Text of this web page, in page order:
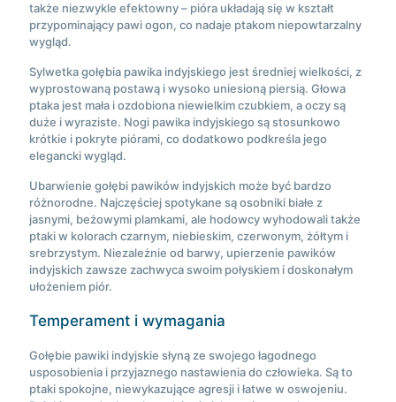
także niezwykle efektowny – pióra układają się w kształt
przypominający pawi ogon, co nadaje ptakom niepowtarzalny
wygląd.
Sylwetka gołębia pawika indyjskiego jest średniej wielkości, z
wyprostowaną postawą i wysoko uniesioną piersią. Głowa
ptaka jest mała i ozdobiona niewielkim czubkiem, a oczy są
duże i wyraziste. Nogi pawika indyjskiego są stosunkowo
krótkie i pokryte piórami, co dodatkowo podkreśla jego
elegancki wygląd.
Ubarwienie gołębi pawików indyjskich może być bardzo
różnorodne. Najczęściej spotykane są osobniki białe z
jasnymi, beżowymi plamkami, ale hodowcy wyhodowali także
ptaki w kolorach czarnym, niebieskim, czerwonym, żółtym i
srebrzystym. Niezależnie od barwy, upierzenie pawików
indyjskich zawsze zachwyca swoim połyskiem i doskonałym
ułożeniem piór.
Temperament i wymagania
Gołębie pawiki indyjskie słyną ze swojego łagodnego
usposobienia i przyjaznego nastawienia do człowieka. Są to
ptaki spokojne, niewykazujące agresji i łatwe w oswojeniu.